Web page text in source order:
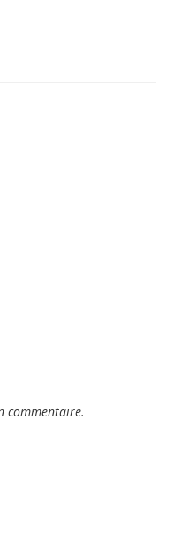
commentaire.